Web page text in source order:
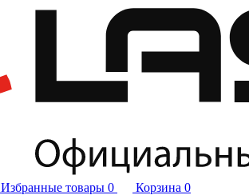
Избранные товары 0 Корзина 0